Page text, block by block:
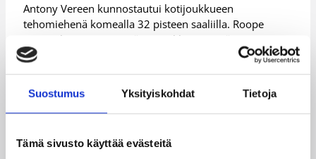
Suostumus Yksityiskohdat Tietoja
Tämä sivusto käyttää evästeitä
Antony Vereen kunnostautui kotijoukkueen
tehomiehenä komealla 32 pisteen saaliilla. Roope
Suonio heitti 13 pistettä ja merkkautti peräti 15
syöttöä.
pistettä.
Lisätiedot:Ottelutilastot